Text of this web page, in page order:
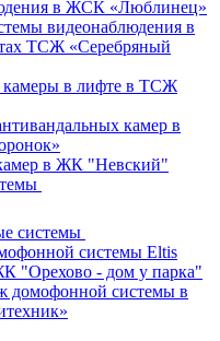
в ЖСК «Люблинец»
видеонаблюдения в
ТСЖ «Серебряный
камеры в лифте в ТСЖ
камер в
в ЖК "Невский"
системы
системы Eltis
"Орехово - дом у парка"
домофонной системы в